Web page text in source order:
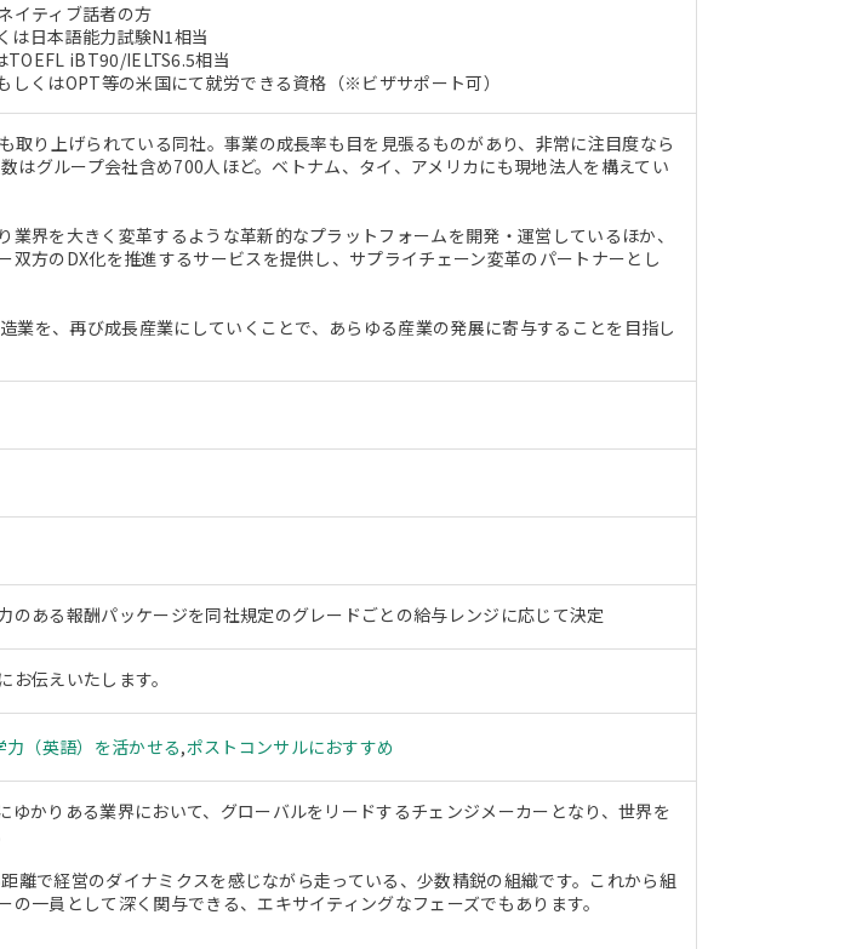
イティブ話者の方
は日本語能力試験N1相当
TOEFL iBT90/IELTS6.5相当
しくはOPT等の米国にて就労できる資格（※ビザサポート可）
取り上げられている同社。事業の成長率も目を見張るものがあり、非常に注目度なら
はグループ会社含め700人ほど。ベトナム、タイ、アメリカにも現地法人を構えてい
界を大きく変革するような革新的なプラットフォームを開発・運営しているほか、
方のDX化を推進するサービスを提供し、サプライチェーン変革のパートナーとし
業を、再び成長産業にしていくことで、あらゆる産業の発展に寄与することを目指し
のある報酬パッケージを同社規定のグレードごとの給与レンジに応じて決定
伝えいたします。
力（英語）を活かせる,ポストコンサルにおすすめ
ゆかりある業界において、グローバルをリードするチェンジメーカーとなり、世界を
離で経営のダイナミクスを感じながら走っている、少数精鋭の組織です。これから組
一員として深く関与できる、エキサイティングなフェーズでもあります。